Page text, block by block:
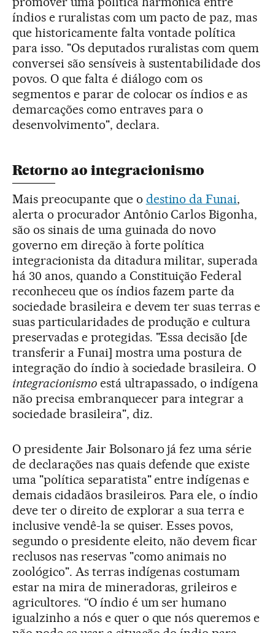
índios e ruralistas com um pacto de paz, mas
que historicamente falta vontade política
para isso. "Os deputados ruralistas com quem
conversei são sensíveis à sustentabilidade dos
povos. O que falta é diálogo com os
segmentos e parar de colocar os índios e as
demarcações como entraves para o
desenvolvimento", declara.
Retorno ao integracionismo
Mais preocupante que o destino da Funai,
alerta o procurador Antônio Carlos Bigonha,
são os sinais de uma guinada do novo
governo em direção à forte política
integracionista da ditadura militar, superada
há 30 anos, quando a Constituição Federal
reconheceu que os índios fazem parte da
sociedade brasileira e devem ter suas terras e
suas particularidades de produção e cultura
preservadas e protegidas. "Essa decisão [de
transferir a Funai] mostra uma postura de
integração do índio à sociedade brasileira. O
integracionismoestá ultrapassado, o indígena
não precisa embranquecer para integrar a
sociedade brasileira", diz.
O presidente Jair Bolsonaro já fez uma série
de declarações nas quais defende que existe
uma "política separatista" entre indígenas e
demais cidadãos brasileiros. Para ele, o índio
deve ter o direito de explorar a sua terra e
inclusive vendê-la se quiser. Esses povos,
segundo o presidente eleito, não devem ficar
reclusos nas reservas "como animais no
zoológico". As terras indígenas costumam
estar na mira de mineradoras, grileiros e
agricultores. “O índio é um ser humano
igualzinho a nós e quer o que nós queremos e